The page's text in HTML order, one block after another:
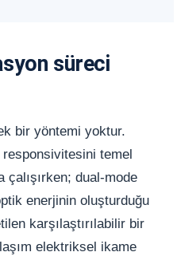
süreci
bir yöntemi yoktur.
responsivitesini temel
çalışırken; dual-mode
enerjinin oluşturduğu
karşılaştırılabilir bir
elektriksel ikame